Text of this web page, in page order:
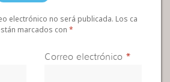
electrónico no será publicada. Los ca
marcados con*
Correo electrónico *